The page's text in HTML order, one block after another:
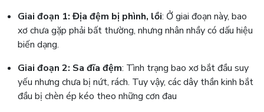
Giai đoạn 1: Địa đệm bị phình, lồi: Ở giai đoạn này, bao
xơ chưa gặp phải bất thường, nhưng nhân nhầy có dấu hiệu
biến dạng.
Giai đoạn 2: Sa đĩa đệm: Tình trạng bao xơ bắt đầu suy
yếu nhưng chưa bị nứt, rách. Tuy vậy, các dây thần kinh bắt
đầu bị chèn ép kéo theo những cơn đau